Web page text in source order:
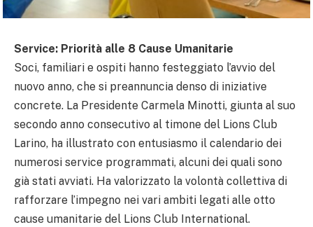
Service: Priorità alle 8 Cause Umanitarie
Soci, familiari e ospiti hanno festeggiato l’avvio del
nuovo anno, che si preannuncia denso di iniziative
concrete. La Presidente Carmela Minotti, giunta al suo
secondo anno consecutivo al timone del Lions Club
Larino, ha illustrato con entusiasmo il calendario dei
numerosi service programmati, alcuni dei quali sono
già stati avviati. Ha valorizzato la volontà collettiva di
rafforzare l’impegno nei vari ambiti legati alle otto
cause umanitarie del Lions Club International.